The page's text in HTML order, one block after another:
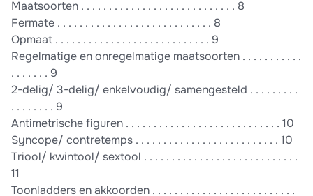
Maatsoorten . . . . . . . . . . . . . . . . . . . . . . . . . . . . 8
Fermate . . . . . . . . . . . . . . . . . . . . . . . . . . . . 8
Opmaat . . . . . . . . . . . . . . . . . . . . . . . . . . . . 9
Regelmatige en onregelmatige maatsoorten . . . . . . . . . . .
. . . . . . . 9
2-delig/ 3-delig/ enkelvoudig/ samengesteld . . . . . . . . .
. . . . . . . . 9
Antimetrische figuren . . . . . . . . . . . . . . . . . . . . . . . . . . . . 10
Syncope/ contretemps . . . . . . . . . . . . . . . . . . . . . . . . . . 10
Triool/ kwintool/ sextool . . . . . . . . . . . . . . . . . . . . . . . . . . . .
11
Toonladders en akkoorden . . . . . . . . . . . . . . . . . . . . . . . . . .